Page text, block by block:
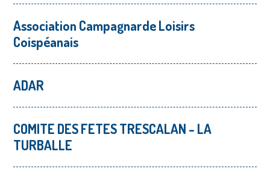
Association Campagnarde Loisirs
Coispéanais
ADAR
COMITE DES FETES TRESCALAN - LA
TURBALLE